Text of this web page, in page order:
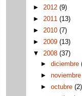
► 2012 (9)
► 2011 (13)
► 2010 (7)
► 2009 (13)
▼ 2008 (37)
►diciembre
►
►octubre(2)